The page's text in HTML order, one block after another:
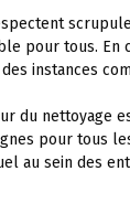
pour tous. En
instances
du nettoyage
pour tous
au sein des